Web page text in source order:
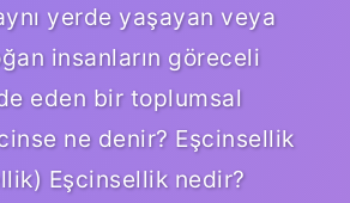
yerde yaşayan veya
insanların göreceli
eden bir toplumsal
ne denir? Eşcinsellik
Eşcinsellik nedir?